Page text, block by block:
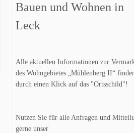
Bauen und Wohnen in
Leck
Alle aktuellen Informationen zur
des Wohngebietes „Mühlenberg II“
durch einen Klick auf das "Ortsschild"!
Nutzen Sie für alle Anfragen und
gerne unser